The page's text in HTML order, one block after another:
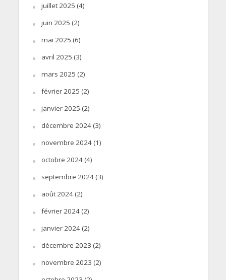
juillet 2025 (4)
juin 2025 (2)
mai 2025 (6)
avril 2025 (3)
mars 2025 (2)
février 2025 (2)
janvier 2025 (2)
décembre 2024(3)
novembre 2024(1)
octobre 2024(4)
septembre 2024(3)
août 2024(2)
février 2024(2)
janvier 2024(2)
décembre 2023 (2)
novembre 2023 (2)